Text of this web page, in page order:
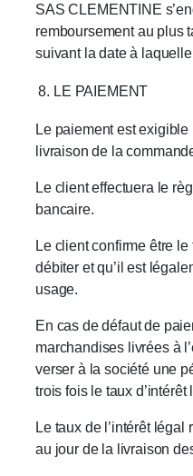
SAS CLEMENTINE
remboursement au plus
suivant la date à
LE PAIEMENT
Le paiement est
livraison de la
Le client effectuera le
bancaire.
Le client confirme être
débiter et qu’il est
usage.
En cas de défaut de
marchandises livrées à
verser à la société une
trois fois le taux d’intérêt
Le taux de l’intérêt
au jour de la livraison